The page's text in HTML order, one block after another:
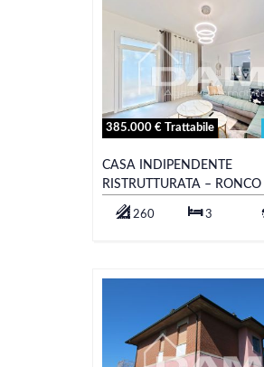
385.000 € Trattabile
CASA INDIPENDENTE
RISTRUTTURATA – RONCO
260 3